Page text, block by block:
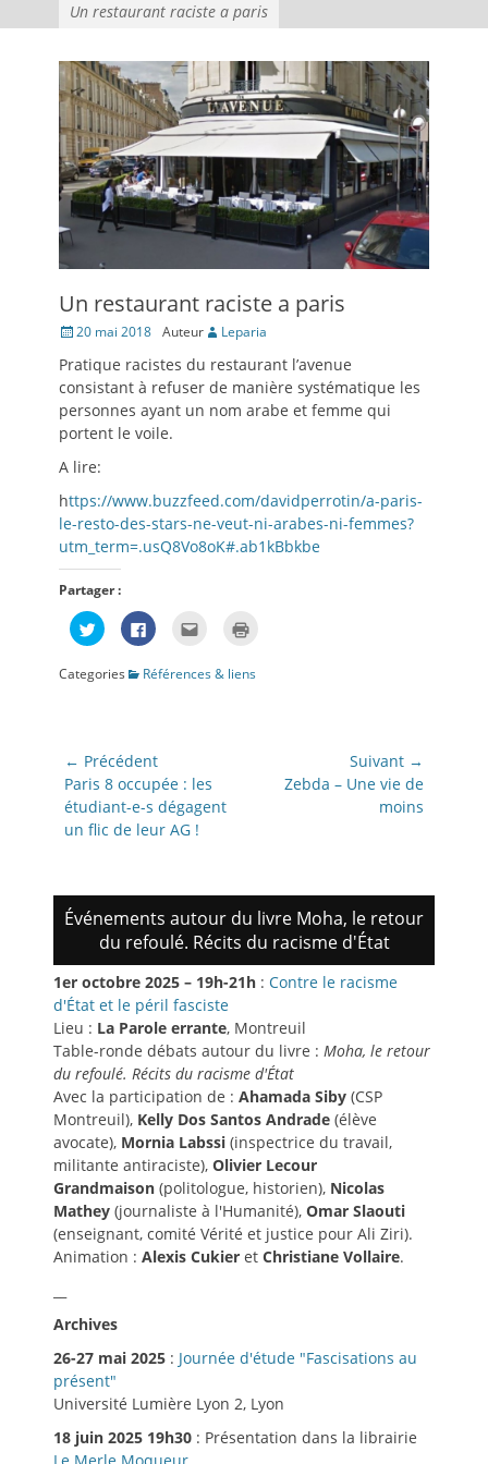
Un restaurant raciste a paris
Un restaurant raciste a paris
Posté20 mai 2018 Auteur Leparia
Pratique racistes du restaurant l’avenue
consistant à refuser de manière systématique les
personnes ayant un nom arabe et femme qui
portent le voile.
A lire:
https://www.buzzfeed.com/davidperrotin/a-paris-
le-resto-des-stars-ne-veut-ni-arabes-ni-femmes?
utm_term=.usQ8Vo8oK#.ab1kBbkbe
Partager :
Cliquez
pour
partager
Twitter(ouvre
Cliquez
pour
Facebook(ouvre
Cliquez
e-
fenêtre)
une
Categories Références & liens
Navigation
de
l’article
← Précédent
Article
précédent:
Paris 8 occupée : les
étudiant-e-s dégagent
un flic de leur AG !
Suivant →
ArticleZebda – Une vie de
moins
Événements autour du livre Moha, le retour
du refoulé. Récits du racisme d'État
1er octobre 2025 – 19h-21h : Contre le racisme
d'État et le péril fasciste
Lieu : La Parole errante, Montreuil
Table-ronde débats autour du livre : Moha, le retour
du refoulé. Récits du racisme d'État
Avec la participation de : Ahamada Siby (CSP
Montreuil), Kelly Dos Santos Andrade (élève
avocate), Mornia Labssi (inspectrice du travail,
militante antiraciste), Olivier Lecour
Grandmaison (politologue, historien), Nicolas
Mathey (journaliste à l'Humanité), Omar Slaouti
(enseignant, comité Vérité et justice pour Ali Ziri).
Animation : Alexis Cukier et Christiane Vollaire.
Archives
26-27 mai 2025 : Journée d'étude "Fascisations au
présent"
Université Lumière Lyon 2, Lyon
18 juin 2025 19h30 : Présentation dans la librairie